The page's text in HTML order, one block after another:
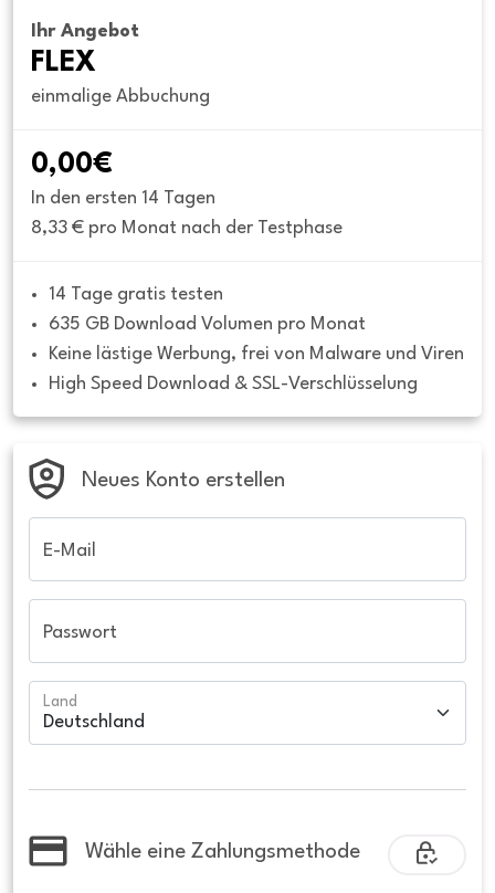
Ihr Angebot
FLEX
einmalige Abbuchung
0,00€
In den ersten 14 Tagen
8,33 € pro Monat nach der Testphase
14 Tage gratis testen
635 GB Download Volumen pro Monat
Keine lästige Werbung, frei von Malware und Viren
High Speed Download & SSL-Verschlüsselung
Neues Konto erstellen
E-Mail
Passwort
Land
Wähle eine Zahlungsmethode